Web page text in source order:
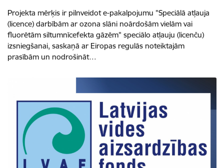
Projekta mērķis ir pilnveidot e-pakalpojumu "Speciālā atļauja
(licence) darbībām ar ozona slāni noārdošām vielām vai
fluorētām siltumnīcefekta gāzēm" speciālo atļauju (licenču)
izsniegšanai, saskaņā ar Eiropas regulās noteiktajām
prasībām un nodrošināt…